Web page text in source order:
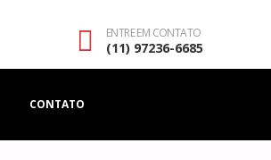
ENTRE EM CONTATO
(11) 97236-6685
CONTATO